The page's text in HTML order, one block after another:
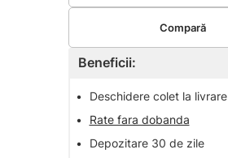
Beneficii:
•
Deschidere colet la livrare
•
Rate fara dobanda
•
Depozitare 30 de zile
Compară